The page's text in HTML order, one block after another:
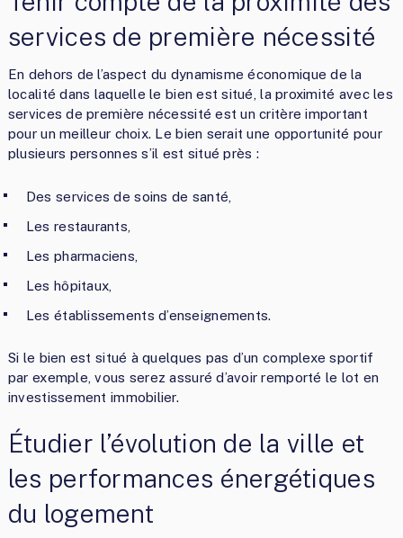
services de première nécessité
En dehors de l’aspect du dynamisme économique de la
localité dans laquelle le bien est situé, la proximité avec les
services de première nécessité est un critère important
pour un meilleur choix. Le bien serait une opportunité pour
plusieurs personnes s’il est situé près :
Des services de soins de santé,
Les restaurants,
Les pharmaciens,
Les hôpitaux,
Les établissements d’enseignements.
Si le bien est situé à quelques pas d’un complexe sportif
par exemple, vous serez assuré d’avoir remporté le lot en
investissement immobilier.
Étudier l’évolution de la ville et
les performances énergétiques
du logement